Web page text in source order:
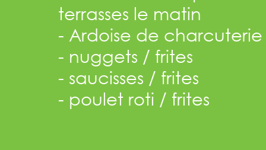
terrasses le matin
- Ardoise de
- nuggets / frites
- saucisses / frites
- poulet roti / frites